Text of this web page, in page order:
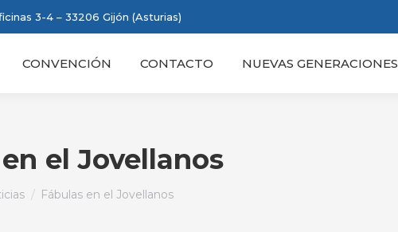
3-4 – 33206 Gijón (Asturias)
CONVENCIÓN CONTACTO NUEVAS GENERACIONES
el Jovellanos
Fábulas en el Jovellanos